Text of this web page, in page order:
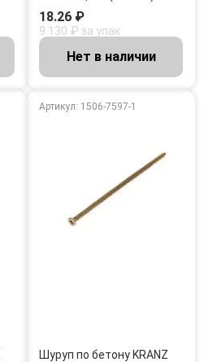
18.26 ₽
9 130 ₽ за упак
Нет в наличии
Артикул: 1506-7597-1
Шуруп по бетону KRANZ